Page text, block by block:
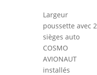
Largeur
poussette avec 2
sièges auto
COSMO
AVIONAUT
installés